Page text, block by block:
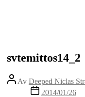
svtemittos14_2
Inläggsförfattare
Av Deeped Niclas
Inläggsdatum
2014/01/26